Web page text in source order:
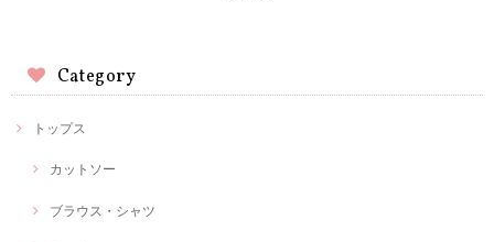
Category
トップス
カットソー
ブラウス・シャツ